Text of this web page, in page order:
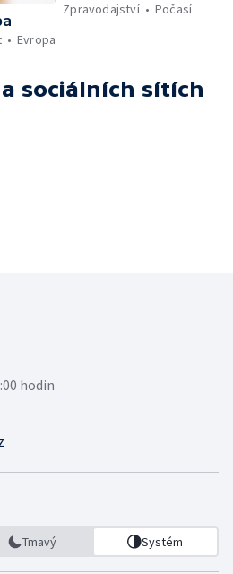
Evropa
Zpravodajství
Počasí
sociálních sítích
hodin
Tmavý Systém